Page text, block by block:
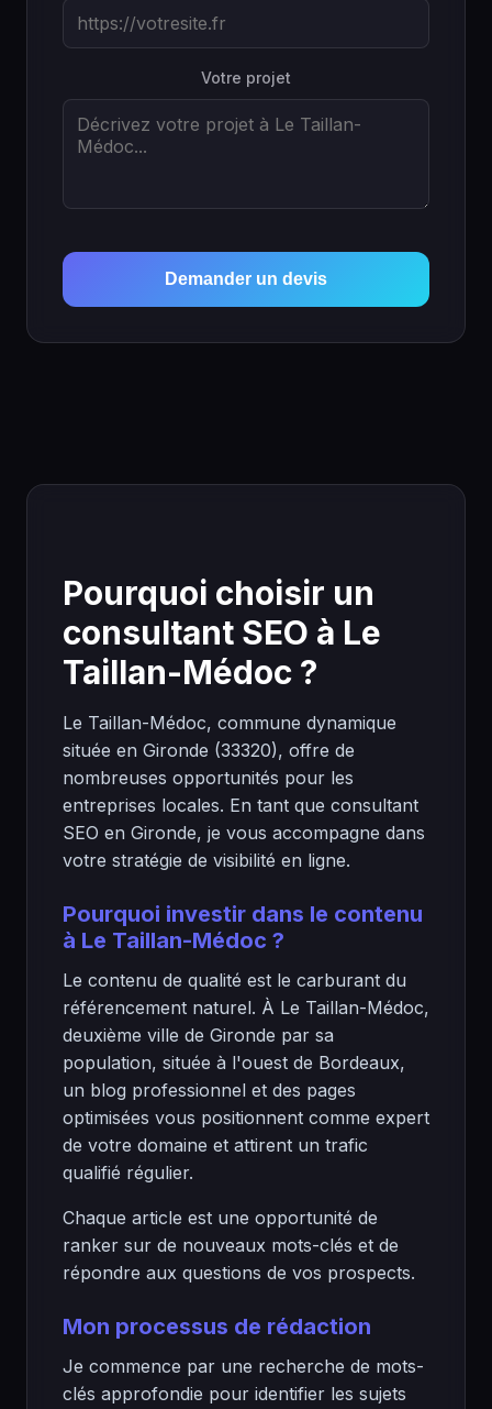
Votre projet
Demander un devis
Pourquoi choisir un
consultant SEO à Le
Taillan-Médoc ?
Le Taillan-Médoc, commune dynamique
située en Gironde (33320), offre de
nombreuses opportunités pour les
entreprises locales. En tant que consultant
SEO en Gironde, je vous accompagne dans
votre stratégie de visibilité en ligne.
Pourquoi investir dans le contenu
à Le Taillan-Médoc ?
Le contenu de qualité est le carburant du
référencement naturel. À Le Taillan-Médoc,
deuxième ville de Gironde par sa
population, située à l'ouest de Bordeaux,
un blog professionnel et des pages
optimisées vous positionnent comme expert
de votre domaine et attirent un trafic
qualifié régulier.
Chaque article est une opportunité de
ranker sur de nouveaux mots-clés et de
répondre aux questions de vos prospects.
Mon processus de rédaction
Je commence par une recherche de mots-
clés approfondie pour identifier les sujets